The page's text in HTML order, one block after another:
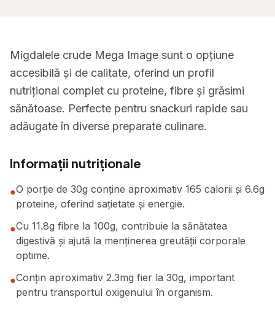
Migdalele crude Mega Image sunt o opțiune
accesibilă și de calitate, oferind un profil
nutrițional complet cu proteine, fibre și grăsimi
sănătoase. Perfecte pentru snackuri rapide sau
adăugate în diverse preparate culinare.
Informații nutriționale
●O porție de 30g conține aproximativ 165 calorii și 6.6g
proteine, oferind sațietate și energie.
●Cu 11.8g fibre la 100g, contribuie la sănătatea
digestivă și ajută la menținerea greutății corporale
optime.
●Conțin aproximativ 2.3mg fier la 30g, important
pentru transportul oxigenului în organism.